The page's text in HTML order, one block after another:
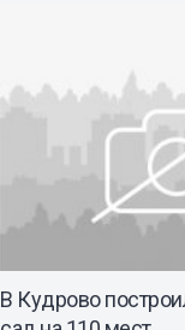
В Кудрово